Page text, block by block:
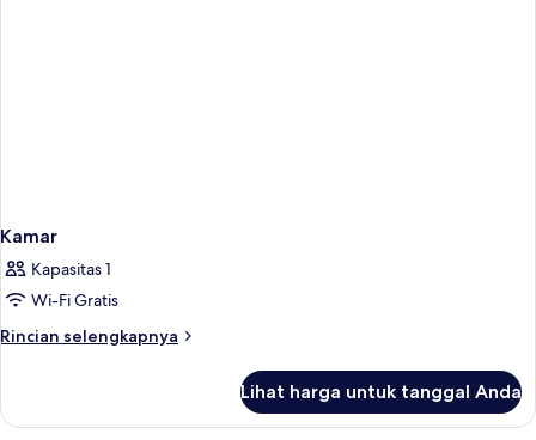
Kamar
Kapasitas 1
Wi-Fi Gratis
Rincian selengkapnya
Rincian
Kamar
Lihat harga untuk tanggal Anda